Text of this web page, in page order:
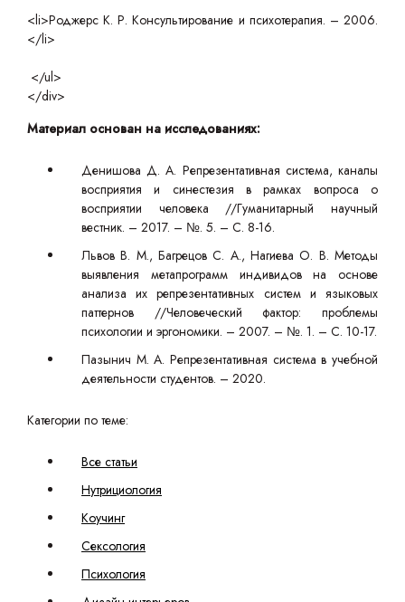
<li>Роджерс К. Р. Консультирование и психотерапия. – 2006.
</li>
</ul>
</div>
Материал основан на исследованиях:
Денишова Д. А. Репрезентативная система, каналы
восприятия и синестезия в рамках вопроса о
восприятии человека //Гуманитарный научный
вестник. – 2017. – №. 5. – С. 8-16.
Львов В. М., Багрецов С. А., Нагиева О. В. Методы
выявления метапрограмм индивидов на основе
анализа их репрезентативных систем и языковых
паттернов //Человеческий фактор: проблемы
психологии и эргономики. – 2007. – №. 1. – С. 10-17.
Пазынич М. А. Репрезентативная система в учебной
деятельности студентов. – 2020.
Категории по теме:
Все статьи
Нутрициология
Коучинг
Сексология
Психология